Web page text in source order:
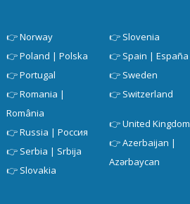
👉Norway
👉Poland | Polska
👉Portugal
👉Romania |
România
👉Russia | Россия
👉 Serbia | Srbija
👉 Slovakia
👉 Slovenia
👉 Spain | España
👉 Sweden
👉 Switzerland
👉United Kingdom
👉Azerbaijan |
Azərbaycan